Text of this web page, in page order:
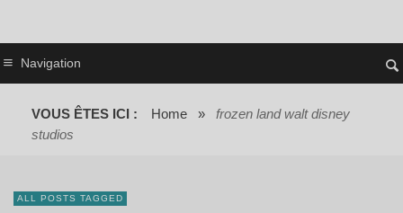
Navigation
VOUS ÊTES ICI : Home »
frozen land walt disney
studios
ALL POSTS TAGGED